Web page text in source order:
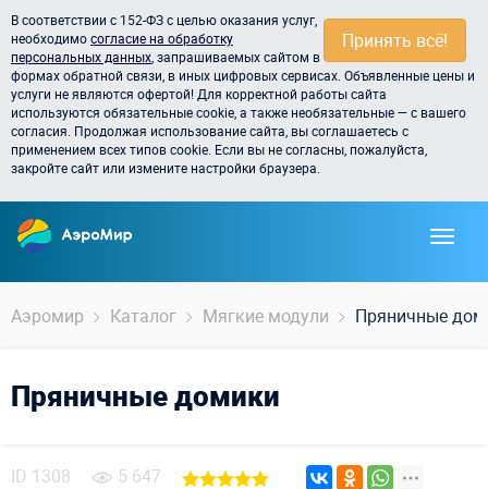
Принять всё!
В соответствии с 152-ФЗ с целью оказания услуг,
необходимосогласие на обработку
персональных данных , запрашиваемых сайтом в
формах обратной связи, в иных цифровых сервисах. Объявленные цены и
услуги не являются офертой! Для корректной работы сайта
используются обязательные cookie, а также необязательные — с вашего
согласия. Продолжая использование сайта, вы соглашаетесь с
применением всех типов cookie. Если вы не согласны, пожалуйста,
закройте сайт или измените настройки браузера.
Аэромир Каталог Мягкие модули Пряничные
Пряничные домики
ID 1308 5 647